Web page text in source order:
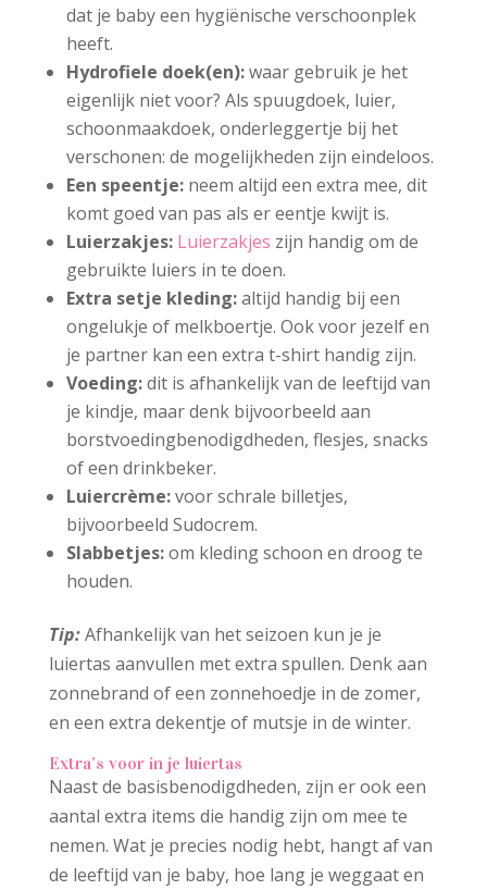
dat je baby een hygiënische verschoonplek
heeft.
Hydrofiele doek(en):waar gebruik je het
eigenlijk niet voor? Als spuugdoek, luier,
schoonmaakdoek, onderleggertje bij het
verschonen: de mogelijkheden zijn eindeloos.
Een speentje: neem altijd een extra mee, dit
komt goed van pas als er eentje kwijt is.
Luierzakjes: Luierzakjes zijn handig om de
gebruikte luiers in te doen.
Extra setje kleding:altijd handig bij een
ongelukje of melkboertje. Ook voor jezelf en
je partner kan een extra t-shirt handig zijn.
Voeding:dit is afhankelijk van de leeftijd van
je kindje, maar denk bijvoorbeeld aan
borstvoedingbenodigdheden, flesjes, snacks
of een drinkbeker.
Luiercrème:voor schrale billetjes,
bijvoorbeeld Sudocrem.
Slabbetjes:om kleding schoon en droog te
houden.
Tip:Afhankelijk van het seizoen kun je je
luiertas aanvullen met extra spullen. Denk aan
zonnebrand of een zonnehoedje in de zomer,
en een extra dekentje of mutsje in de winter.
Extra’s voor in je luiertas
Naast de basisbenodigdheden, zijn er ook een
aantal extra items die handig zijn om mee te
nemen. Wat je precies nodig hebt, hangt af van
de leeftijd van je baby, hoe lang je weggaat en